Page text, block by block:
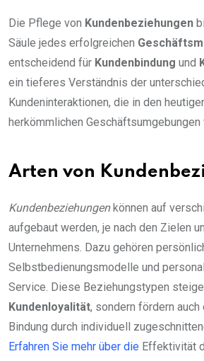
Die Pflege von Kundenbeziehungen
Säule jedes erfolgreichen
entscheidend für Kundenbindung und
ein tieferes Verständnis der
Kundeninteraktionen, die in den
herkömmlichen Geschäftsumgebungen
Arten von
Kundenbeziehungenkönnen auf
aufgebaut werden, je nach den Zielen
Unternehmens. Dazu gehören
Selbstbedienungsmodelle und
Service. Diese Beziehungstypen
Kundenloyalität, sondern fördern
Bindung durch individuell
Erfahren Sie mehr über die Effektivität